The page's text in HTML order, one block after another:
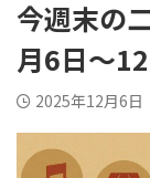
今週末の
月6日〜12
2025年12月6日